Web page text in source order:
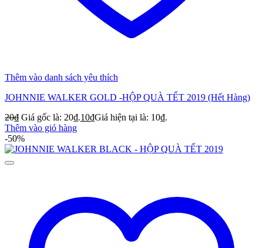
Thêm vào danh sách yêu thích
JOHNNIE WALKER GOLD -HỘP QUÀ TẾT 2019 (Hết Hàng)
20₫ Giá gốc là: 20₫.10₫Giá hiện tại là: 10₫.
Thêm vào giỏ hàng
-50%